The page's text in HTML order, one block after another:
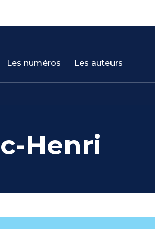
Les numéros Les auteurs
Henri